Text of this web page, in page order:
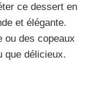
ce dessert en
et élégante.
ou des copeaux
que délicieux.